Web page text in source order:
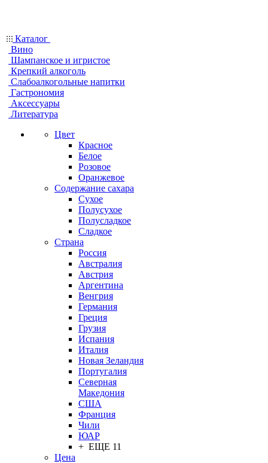
Каталог
Вино
Шампанское и игристое
Крепкий алкоголь
Слабоалкогольные напитки
Гастрономия
Аксессуары
Литература
Цвет
Красное
Белое
Розовое
Оранжевое
Содержание сахара
Сухое
Полусухое
Полусладкое
Сладкое
Страна
Россия
Австралия
Австрия
Аргентина
Венгрия
Германия
Греция
Грузия
Испания
Италия
Новая Зеландия
Португалия
Северная
Македония
США
Франция
Чили
ЮАР
+ ЕЩЕ 11
Цена